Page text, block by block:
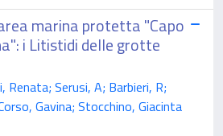
marina protetta "Capo
i Litistidi delle grotte
Serusi, A; Barbieri, R;
Gavina; Stocchino, Giacinta